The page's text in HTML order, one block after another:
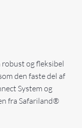
robust og fleksibel
den faste del af
System og
fra Safariland®